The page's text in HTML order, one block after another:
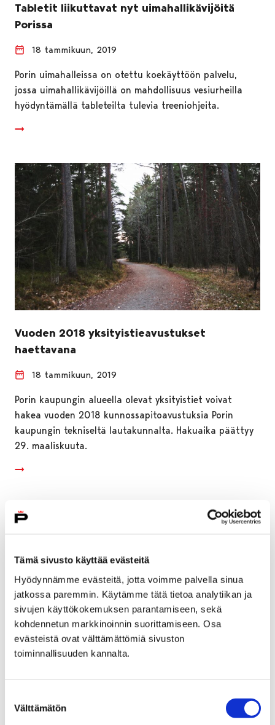
Tämä sivusto käyttää evästeitä
Hyödynnämme evästeitä, jotta voimme palvella sinua
jatkossa paremmin. Käytämme tätä tietoa analytiikan ja
sivujen käyttökokemuksen parantamiseen, sekä
kohdennetun markkinoinnin suorittamiseen. Osa
evästeistä ovat välttämättömiä sivuston
toiminnallisuuden kannalta.
valinta
Välttämätön
Tabletit liikuttavat nyt uimahallikävijöitä
Porissa
18 tammikuun, 2019
Porin uimahalleissa on otettu koekäyttöön palvelu,
jossa uimahallikävijöillä on mahdollisuus vesiurheilla
hyödyntämällä tableteilta tulevia treeniohjeita.
Vuoden 2018 yksityistieavustukset
haettavana
18 tammikuun, 2019
Porin kaupungin alueella olevat yksityistiet voivat
hakea vuoden 2018 kunnossapitoavustuksia Porin
kaupungin tekniseltä lautakunnalta. Hakuaika päättyy
29. maaliskuuta.
17 tammikuun, 2019